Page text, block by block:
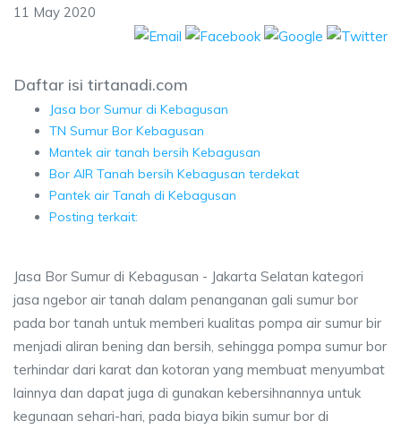
11 May 2020
Daftar isi tirtanadi.com
Jasa bor Sumur di Kebagusan
TN Sumur Bor Kebagusan
Mantek air tanah bersih Kebagusan
Bor AIR Tanah bersih Kebagusan terdekat
Pantek air Tanah di Kebagusan
Posting terkait:
Jasa Bor Sumur di Kebagusan - Jakarta Selatan kategori
jasa ngebor air tanah dalam penanganan gali sumur bor
pada bor tanah untuk memberi kualitas pompa air sumur bir
menjadi aliran bening dan bersih, sehingga pompa sumur bor
terhindar dari karat dan kotoran yang membuat menyumbat
lainnya dan dapat juga di gunakan kebersihnannya untuk
kegunaan sehari-hari, pada biaya bikin sumur bor di